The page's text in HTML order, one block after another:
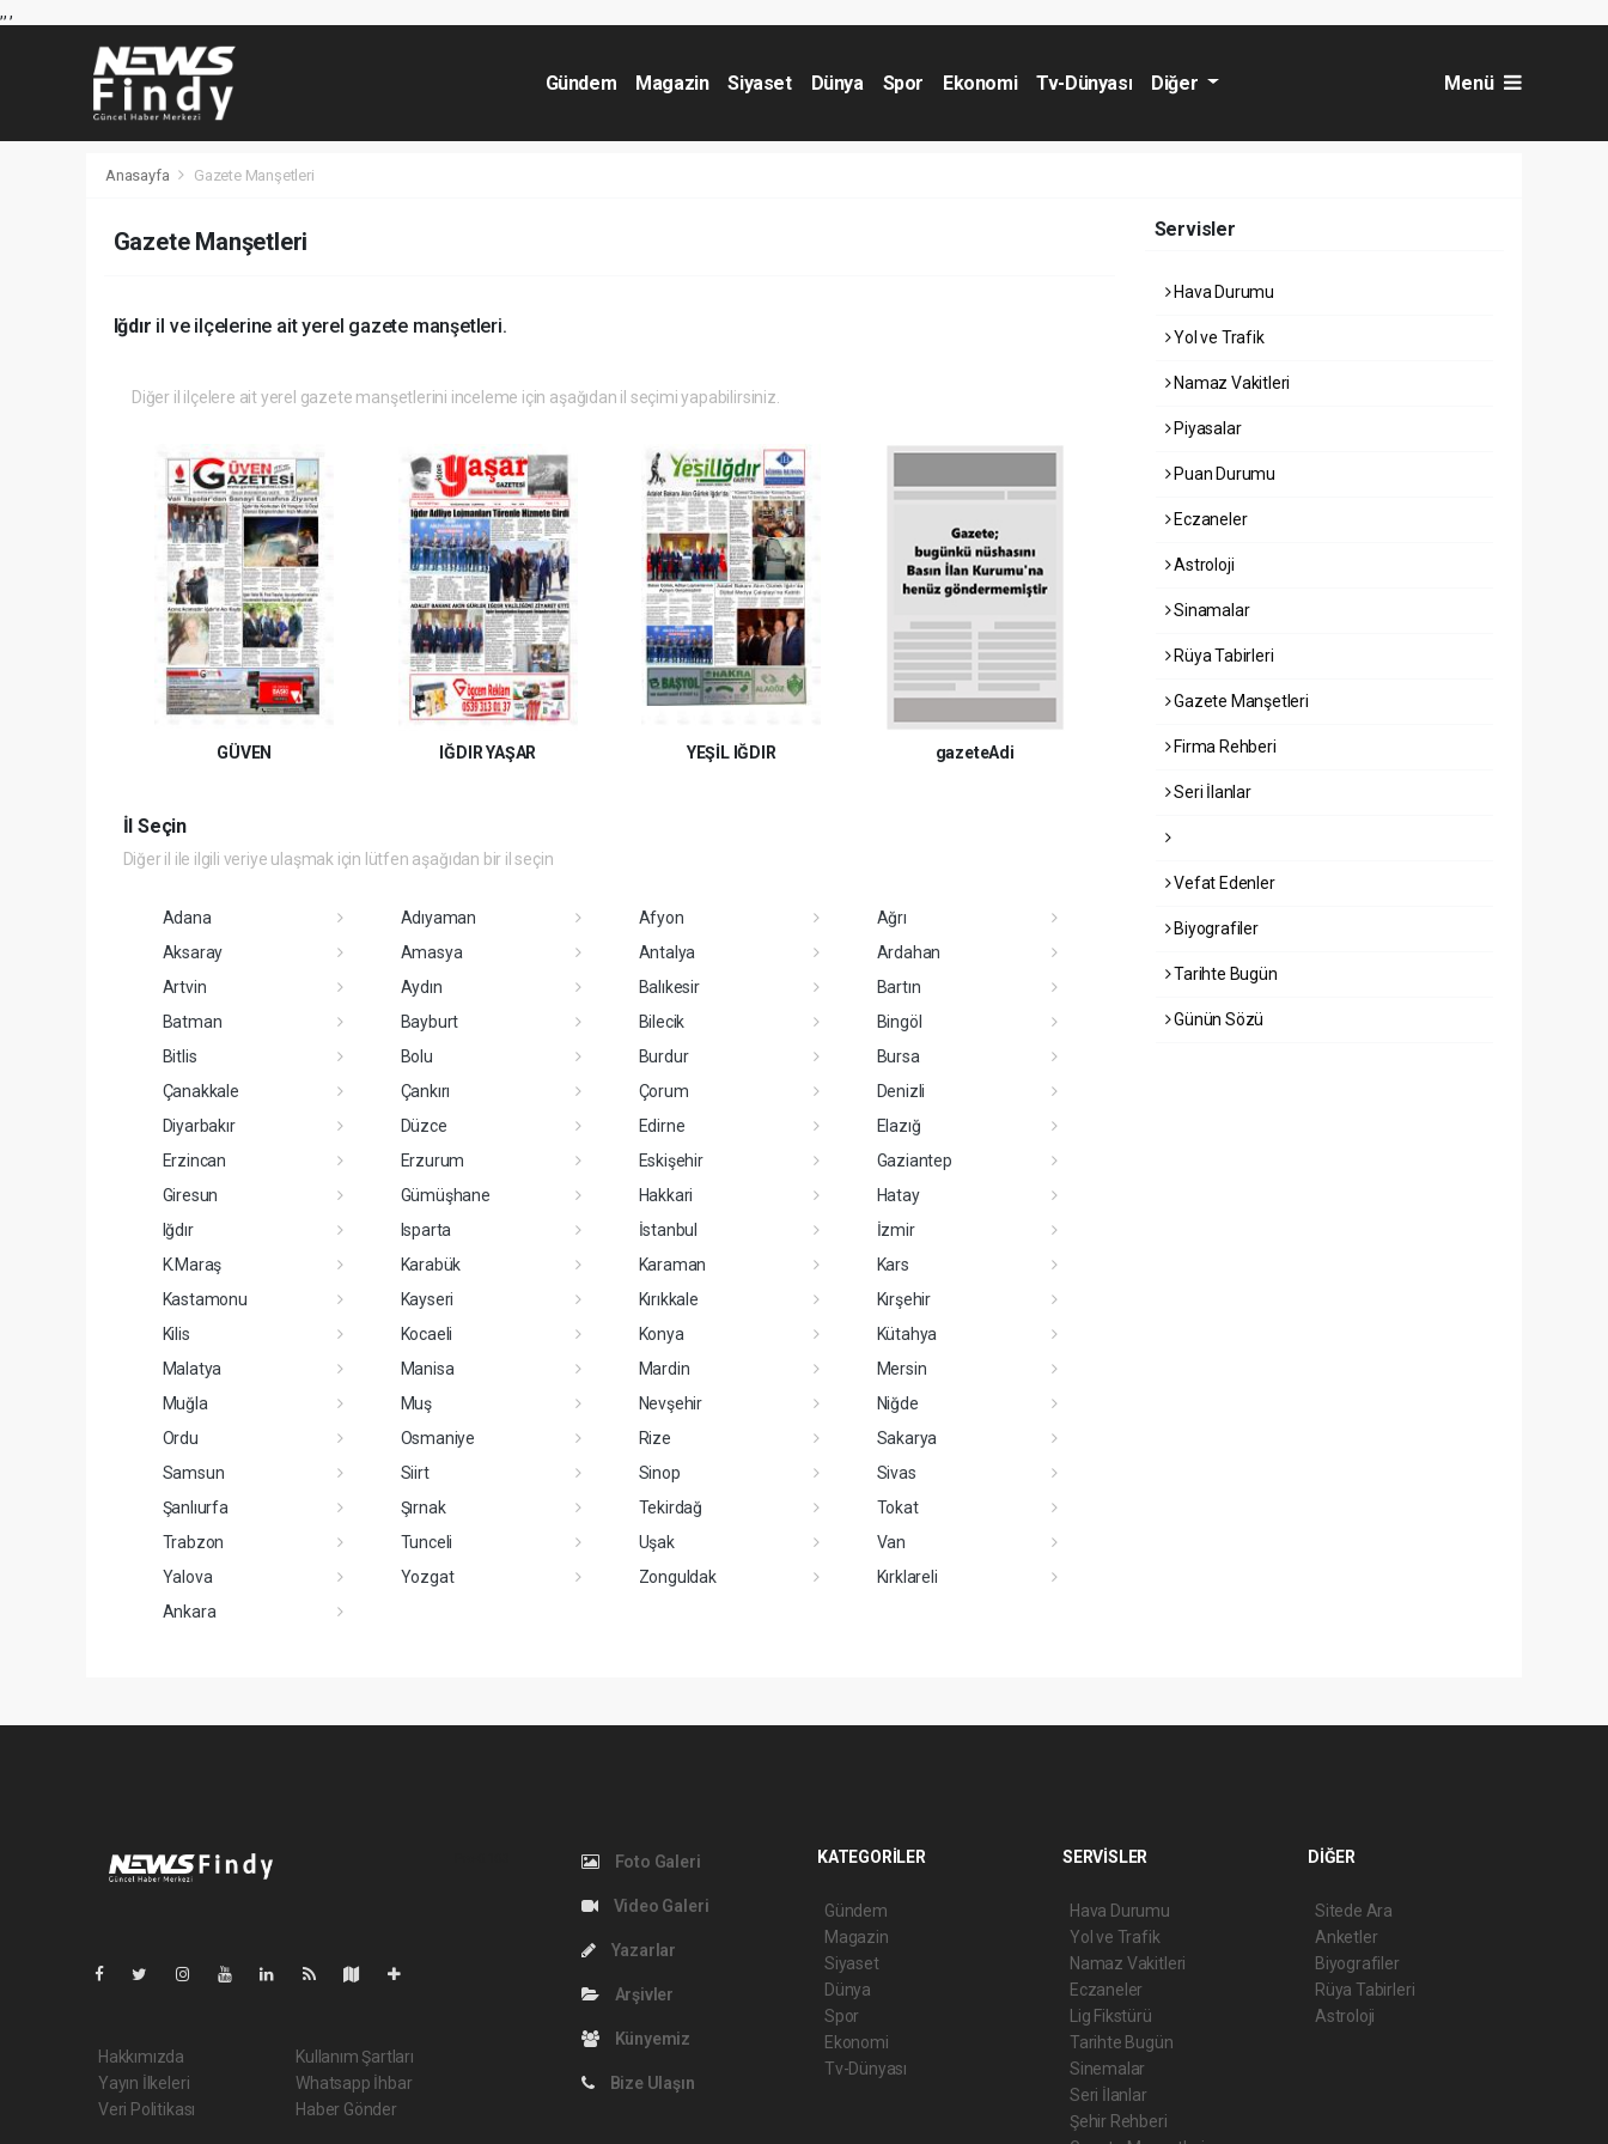
,,,
Gündem Magazin Siyaset Dünya Spor Ekonomi Tv-Dünyası Diğer Menü
Anasayfa Gazete Manşetleri
Gazete Manşetleri
Iğdır il ve ilçelerine ait yerel gazete manşetleri.
Diğer il ilçelere ait yerel gazete manşetlerini inceleme için aşağıdan il seçimi yapabilirsiniz.
GÜVEN IĞDIR YAŞAR YEŞİL IĞDIR gazeteAdi
İl Seçin
Diğer il ile ilgili veriye ulaşmak için lütfen aşağıdan bir il seçin
Adana Adıyaman Afyon
Ağrı
Aksaray
Amasya Antalya
Ardahan
Artvin
Aydın Balıkesir
Bartın
Batman
Bayburt Bilecik
Bingöl
Bitlis
Bolu Burdur
Bursa
Çanakkale
Çankırı Çorum
Denizli
Diyarbakır
Düzce Edirne
Elazığ
Erzincan
Erzurum Eskişehir
Gaziantep
Giresun
Gümüşhane Hakkari
Hatay
Iğdır
Isparta İstanbul
İzmir
K.Maraş
Karabük Karaman
Kars
Kastamonu
Kayseri Kırıkkale
Kırşehir
Kilis
Kocaeli Konya
Kütahya
Malatya
Manisa Mardin
Mersin
Muğla
Muş Nevşehir
Niğde
Ordu
Osmaniye Rize
Sakarya
Samsun
Siirt Sinop
Sivas
Şanlıurfa
Şırnak Tekirdağ
Tokat
Trabzon
Tunceli Uşak
Van
Yalova
Yozgat Zonguldak
Kırklareli
Ankara
Servisler
Hava Durumu
Yol ve Trafik
Namaz Vakitleri
Piyasalar
Puan Durumu
Eczaneler
Astroloji
Sinamalar
Rüya Tabirleri
Gazete Manşetleri
Firma Rehberi
Seri İlanlar
Vefat Edenler
Biyografiler
Tarihte Bugün
Günün Sözü
Hakkımızda
Yayın İlkeleri
Veri Politikası
Kullanım Şartları
Whatsapp İhbar
Haber Gönder
Foto Galeri
Video Galeri
Yazarlar
Arşivler
Künyemiz
Bize Ulaşın
KATEGORİLER
Gündem
Magazin
Siyaset
Dünya
Spor
Ekonomi
Tv-Dünyası
SERVİSLER
Hava Durumu
Yol ve Trafik
Namaz Vakitleri
Eczaneler
Lig Fikstürü
Tarihte Bugün
Sinemalar
Seri İlanlar
Şehir Rehberi
DİĞER
Sitede Ara
Anketler
Biyografiler
Rüya Tabirleri
Astroloji